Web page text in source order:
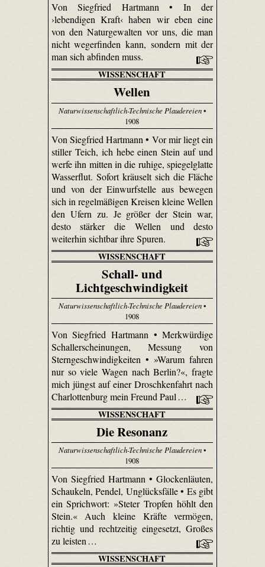
Von Siegfried Hartmann • In der
›lebendigen Kraft‹ haben wir eben eine
von den Naturgewalten vor uns, die man
nicht weg­erfinden kann, sondern mit der
man sich abfinden muss.
WISSENSCHAFT
Wellen
Naturwissenschaftlich-Technische Plaudereien•
1908
Von Siegfried Hartmann • Vor mir liegt ein
stiller Teich, ich hebe einen Stein auf und
werfe ihn mitten in die ruhige, spiegelglatte
Wasserflut. Sofort kräuselt sich die Fläche
und von der Einwurfstelle aus bewegen
sich in regelmäßigen Kreisen kleine Wellen
den Ufern zu. Je größer der Stein war,
desto stärker die Wellen und desto
weiterhin sichtbar ihre Spuren.
WISSENSCHAFT
Schall- und
Lichtgeschwindigkeit
Naturwissenschaftlich-Technische Plaudereien•
1908
Von Siegfried Hartmann • Merkwürdige
Schallerscheinungen, Messung von
Sterngeschwindigkeiten • »Warum fahren
nur so viele Wagen nach Berlin?«, fragte
mich jüngst auf einer Droschken­fahrt nach
Charlottenburg mein Freund Paul …
WISSENSCHAFT
Die Resonanz
Naturwissenschaftlich-Technische Plaudereien•
1908
Von Siegfried Hartmann • Glockenläuten,
Schaukeln, Pendel, Unglücksfälle • Es gibt
ein Sprichwort: »Steter Tropfen höhlt den
Stein.« Auch kleine Kräfte vermögen,
richtig und rechtzeitig eingesetzt, Großes
zu leisten …
WISSENSCHAFT